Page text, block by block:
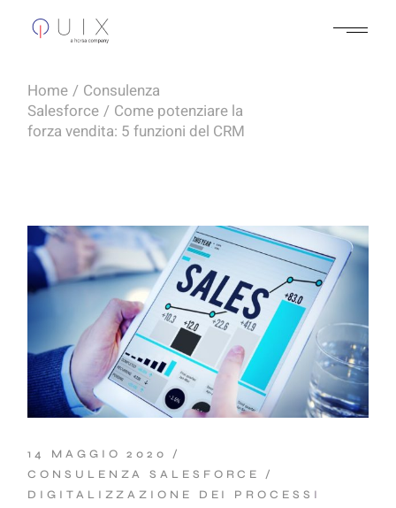
Home
Consulenza
Salesforce
Come potenziare la
forza vendita: 5 funzioni del CRM
14 MAGGIO 2020
CONSULENZA SALESFORCE
DIGITALIZZAZIONE DEI PROCESSI